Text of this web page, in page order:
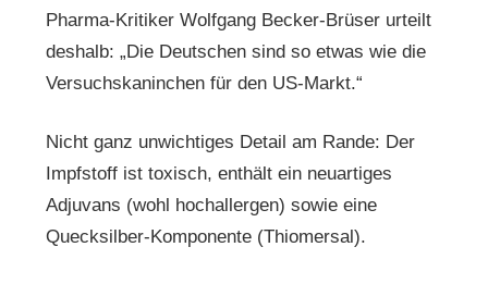
Pharma-Kritiker Wolfgang Becker-Brüser urteilt
deshalb: „Die Deutschen sind so etwas wie die
Versuchskaninchen für den US-Markt.“
Nicht ganz unwichtiges Detail am Rande: Der
Impfstoff ist toxisch, enthält ein neuartiges
Adjuvans (wohl hochallergen) sowie eine
Quecksilber-Komponente (Thiomersal).